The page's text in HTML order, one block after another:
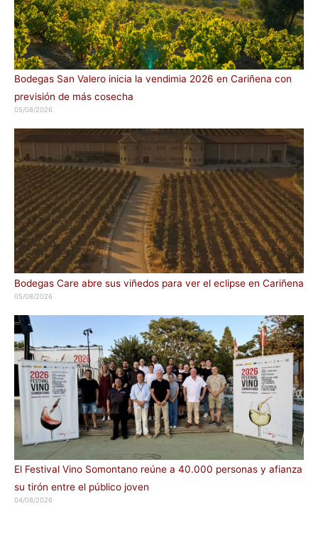
Bodegas San Valero inicia la vendimia 2026 en Cariñena con
previsión de más cosecha
05/08/2026
Bodegas Care abre sus viñedos para ver el eclipse en Cariñena
05/08/2026
El Festival Vino Somontano reúne a 40.000 personas y afianza
su tirón entre el público joven
04/08/2026